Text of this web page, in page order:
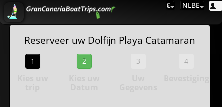
€ NLBE
Reserveer uw Dolfijn Playa Catamaran
1 2 3 4